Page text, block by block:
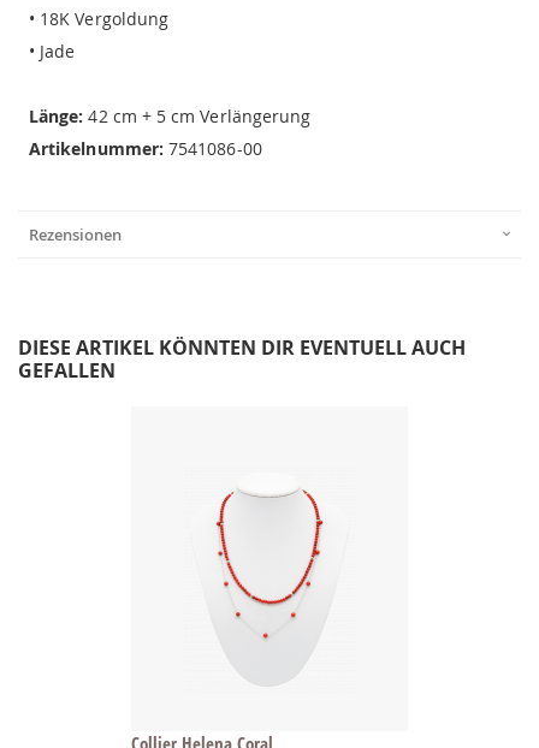
• 18K Vergoldung
• Jade
Länge: 42 cm + 5 cm Verlängerung
Artikelnummer: 7541086-00
Rezensionen
DIESE ARTIKEL KÖNNTEN DIR EVENTUELL AUCH
GEFALLEN